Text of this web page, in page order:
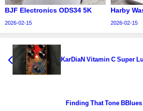
BJF Electronics ODS34 5K
2026-02-15
Harby
2026-02-15
KarDiaN Vitamin C Super
Finding That Tone